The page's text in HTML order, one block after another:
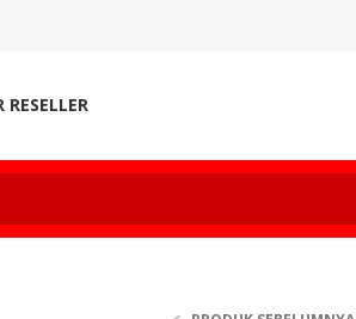
RESELLER